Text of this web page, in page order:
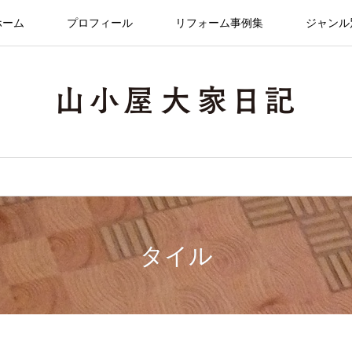
ム プロフィール リフォーム事例集 ジャン
タイル